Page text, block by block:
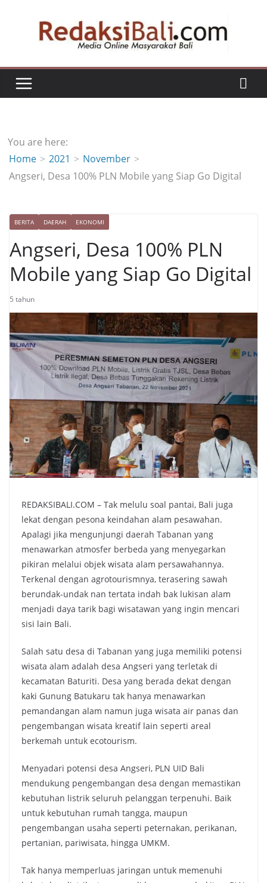
You are here:
Home
2021
November
Angseri, Desa 100% PLN Mobile yang Siap Go Digital
BERITA DAERAH EKONOMI
Angseri, Desa 100% PLN
Mobile yang Siap Go Digital
5 tahun
REDAKSIBALI.COM – Tak melulu soal pantai, Bali juga
lekat dengan pesona keindahan alam pesawahan.
Apalagi jika mengunjungi daerah Tabanan yang
menawarkan atmosfer berbeda yang menyegarkan
pikiran melalui objek wisata alam persawahannya.
Terkenal dengan agrotourismnya, terasering sawah
berundak-undak nan tertata indah bak lukisan alam
menjadi daya tarik bagi wisatawan yang ingin mencari
sisi lain Bali.
Salah satu desa di Tabanan yang juga memiliki potensi
wisata alam adalah desa Angseri yang terletak di
kecamatan Baturiti. Desa yang berada dekat dengan
kaki Gunung Batukaru tak hanya menawarkan
pemandangan alam namun juga wisata air panas dan
pengembangan wisata kreatif lain seperti areal
berkemah untuk ecotourism.
Menyadari potensi desa Angseri, PLN UID Bali
mendukung pengembangan desa dengan memastikan
kebutuhan listrik seluruh pelanggan terpenuhi. Baik
untuk kebutuhan rumah tangga, maupun
pengembangan usaha seperti peternakan, perikanan,
pertanian, pariwisata, hingga UMKM.
Tak hanya memperluas jaringan untuk memenuhi